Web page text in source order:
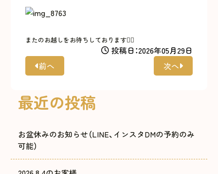
またのお越しをお待ちしております🙇‍♀️
投稿日：2026年05月29日
前へ
次へ
最近の投稿
お盆休みのお知らせ（LINE、インスタDMの予約のみ
可能）